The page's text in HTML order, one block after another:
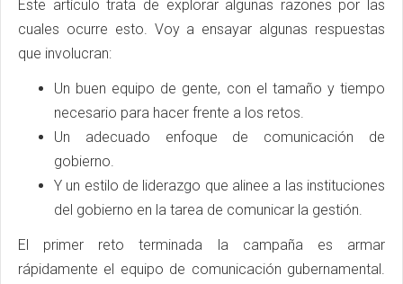
Este artículo trata de explorar algunas razones por las
cuales ocurre esto. Voy a ensayar algunas respuestas
que involucran:
Un buen equipo de gente, con el tamaño y tiempo
necesario para hacer frente a los retos.
Un adecuado enfoque de comunicación de
gobierno.
Y un estilo de liderazgo que alinee a las instituciones
del gobierno en la tarea de comunicar la gestión.
El primer reto terminada la campaña es armar
rápidamente el equipo de comunicación gubernamental.